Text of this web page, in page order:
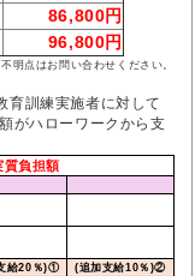
86,800円
96,800円
明点はお問い合わせください。
育訓練実施者に対して
がハローワークから支
質負担額
給20％)① (追加支給10％)②